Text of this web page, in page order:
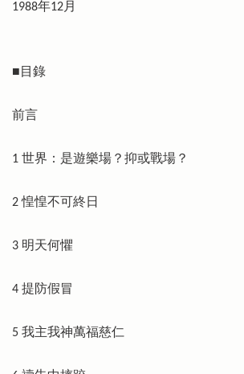
1988年12月
■目錄
前言
1 世界：是遊樂場？抑或戰場？
2 惶惶不可終日
3 明天何懼
4 提防假冒
5 我主我神萬福慈仁